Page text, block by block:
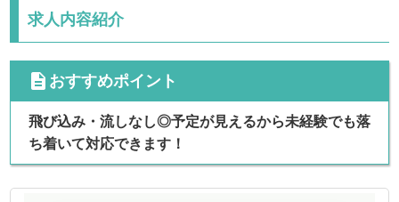
求人内容紹介
cdescription おすすめポイント
飛び込み・流しなし◎予定が見えるから未経験でも落
ち着いて対応できます！